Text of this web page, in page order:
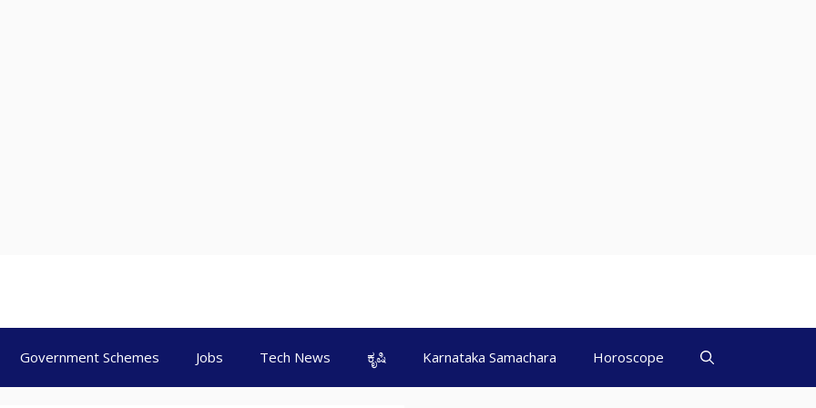
Government Schemes Jobs Tech News ಕೃಷಿ Karnataka Samachara Horoscope